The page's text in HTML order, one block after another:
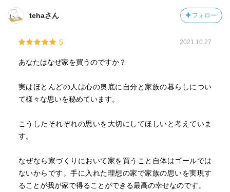
きく3つ。
1つ目は、なんと言っても「買える」ではなく、無理なく
「払える」金額を見極めること。住宅会社が年収から判断
2つ目は、家は「買うこと」が目的ではないと知ること。買
3つ目は、現在のような低金利時代には、頭金を入れる必要
はないということ。
私が初めて家を購入したときは、金利が4.4%でしたが「こ
れ以上、金利が下がることはない」と言われていました。
を減らし、利息の負担を少なくするのがあたりまえだった
のです。ところが今は、1%を下回るものがたくさんありま
す。繰上げ返済はいつでもできます。せっせと返済に回す
tehaさん フォロー
5 2021.10.27
あなたはなぜ家を買うのですか？
実はほとんどの人は心の奥底に自分と家族の暮らしについ
て様々な思いを秘めています。
こうしたそれぞれの思いを大切にしてほしいと考えていま
す。
なぜなら家づくりにおいて家を買うこと自体はゴールでは
ないからです。手に入れた理想の家で家族の思いを実現す
ることが我が家で得ることができる最高の幸せなのです。